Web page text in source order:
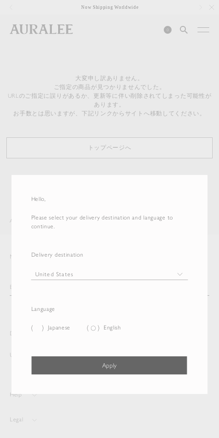
Hello,
Please select your delivery destination and language to
continue.
Delivery destination
Language
Japanese English
Apply
Now Shipping Worldwide
0
大変申し訳ありません。
ご指定の商品が見つかりませんでした。
URLのご指定に誤りがあるか、更新等に伴い削除されてしまった可能性が
あります。
お手数とは思いますが、下記リンクからサイトへ移動してください。
トップページへ
AURALEE ITEM
Newsletter
Delivery destination and Language
United States English
Help
Legal